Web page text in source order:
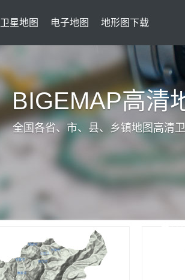
卫星地图 电子地图 地形图下载
BIGEMAP高清
全国各省、市、县、乡镇地图高清